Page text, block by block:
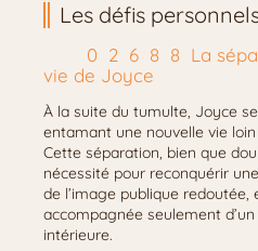
Les défis
La
vie de Joyce
À la suite du tumulte, Joyce
entamant une nouvelle vie
Cette séparation, bien que
nécessité pour reconquérir
de l’image publique redoutée,
accompagnée seulement
intérieure.